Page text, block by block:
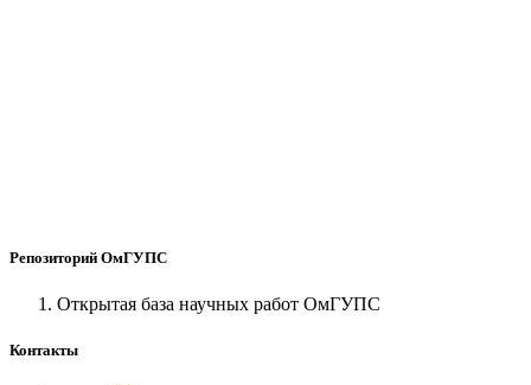
Репозиторий ОмГУПС
Открытая база научных работ ОмГУПС
Контакты